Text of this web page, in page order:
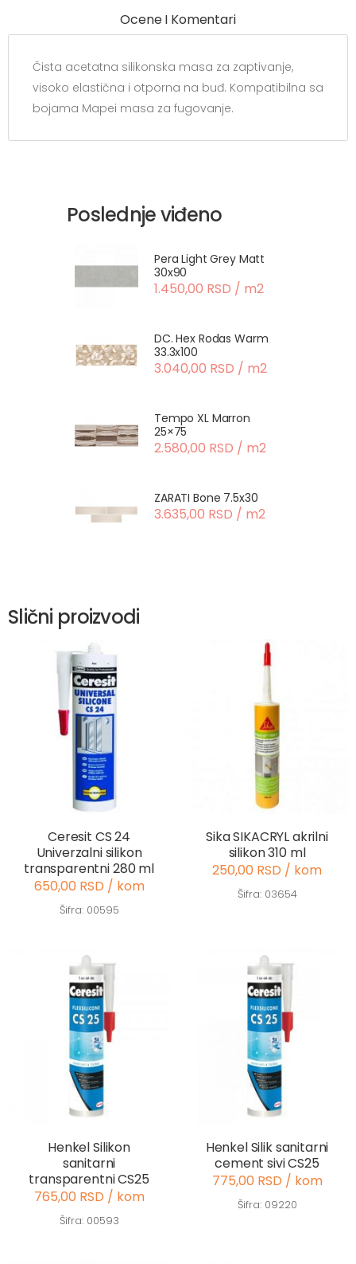
Ocene I Komentari
Čista acetatna silikonska masa za zaptivanje,
visoko elastična i otporna na buđ. Kompatibilna sa
bojama Mapei masa za fugovanje.
Poslednje viđeno
Pera Light Grey Matt
30x90
1.450,00 RSD / m2
DC. Hex Rodas Warm
33.3x100
3.040,00 RSD / m2
Tempo XL Marron
25×75
2.580,00 RSD / m2
ZARATI Bone 7.5x30
3.635,00 RSD / m2
Slični proizvodi
Ceresit CS 24
Univerzalni silikon
transparentni 280 ml
650,00 RSD / kom
Šifra: 00595
Sika SIKACRYL akrilni
silikon 310 ml
250,00 RSD / kom
Šifra: 03654
Henkel Silikon
sanitarni
transparentni CS25
765,00 RSD / kom
Šifra: 00593
Henkel Silik sanitarni
cement sivi CS25
775,00 RSD / kom
Šifra: 09220